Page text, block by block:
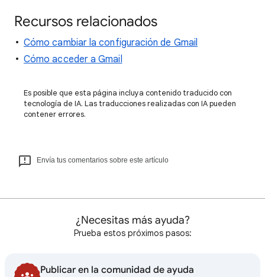
Recursos relacionados
Cómo cambiar la configuración de Gmail
Cómo acceder a Gmail
Es posible que esta página incluya contenido traducido con
tecnología de IA. Las traducciones realizadas con IA pueden
contener errores.
Envía tus comentarios sobre este artículo
¿Necesitas más ayuda?
Prueba estos próximos pasos:
Publicar en la comunidad de ayuda